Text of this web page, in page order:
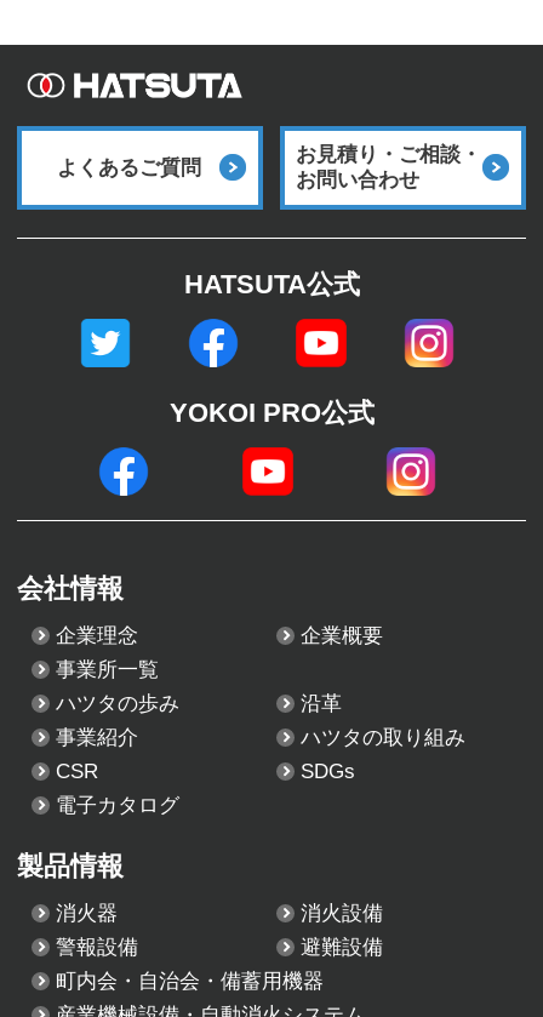
よくあるご質問
お見積り・ご相談・
お問い合わせ
HATSUTA公式
YOKOI PRO公式
会社情報
企業理念
企業概要
事業所一覧
ハツタの歩み
沿革
事業紹介
ハツタの取り組み
CSR
SDGs
電子カタログ
製品情報
消火器
消火設備
警報設備
避難設備
町内会・自治会・備蓄用機器